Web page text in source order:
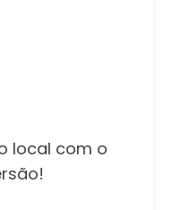
local com o